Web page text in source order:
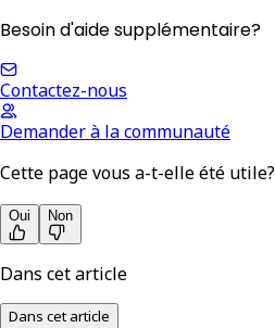
Besoin d'aide supplémentaire?
Contactez-nous
Demander à la communauté
Cette page vous a-t-elle été utile?
Oui Non
Dans cet article
Dans cet article